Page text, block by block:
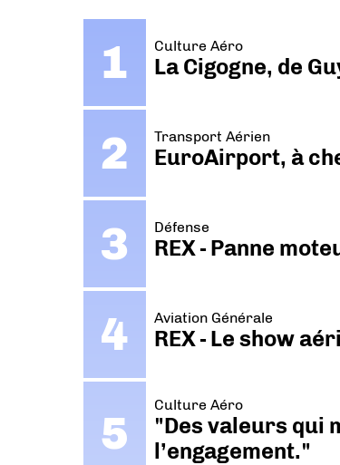
Culture Aéro
La Cigogne, de
Transport Aérien
EuroAirport, à
Défense
REX - Panne
Aviation Générale
REX - Le show
Culture Aéro
"Des valeurs qui
l’engagement."